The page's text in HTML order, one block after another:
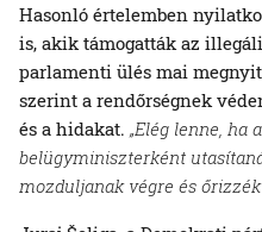
Hasonló értelemben
is, akik támogatták az
parlamenti ülés mai
szerint a rendőrségnek
és a hidakat. „Elég lenne, ha
belügyminiszterként
mozduljanak végre és